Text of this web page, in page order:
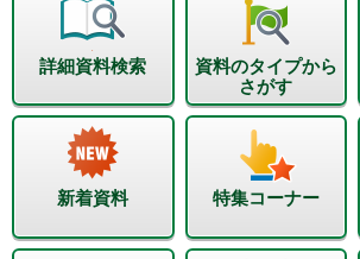
詳細資料検索
資料のタイプから
さがす
新着資料 特集コーナー